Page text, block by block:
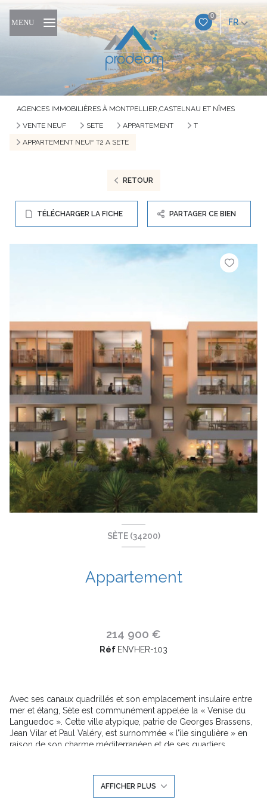
0
FR
MENU
AGENCES IMMOBILIÈRES À MONTPELLIER,CASTELNAU ET NÎMES
VENTE NEUF
SETE APPARTEMENT
T
APPARTEMENT NEUF T2 A SETE
RETOUR
TÉLÉCHARGER LA FICHE PARTAGER CE BIEN
SÈTE (34200)
Appartement
214 900 €
Réf ENVHER-103
Avec ses canaux quadrillés et son emplacement insulaire entre
mer et étang, Sète est communément appelée la « Venise du
Languedoc ». Cette ville atypique, patrie de Georges Brassens,
Jean Vilar et Paul Valéry, est surnommée « l’île singulière » en
raison de son charme méditerranéen et de ses quartiers
invitent à une pause prolongée. Sète est également connue
pour le Mont Saint-Clair, qui surplombe la ville et offre une vue
AFFICHER PLUS